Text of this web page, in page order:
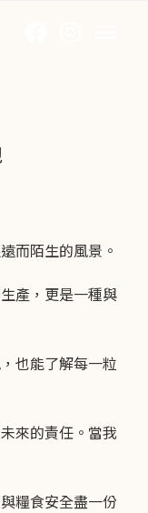
而陌生的風景。
產，更是一種與
也能了解每一粒
來的責任。當我
糧食安全盡一份